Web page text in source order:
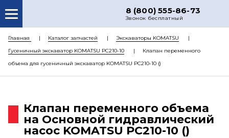
8 (800) 555-86-73
Звонок бесплатный
О НАС
КАТАЛОГ ЗАПЧАСТЕЙ
РЕМОНТ
ЦЕНЫ
КОНТАКТЫ
Главная Каталог запчастей
Экскаваторы KOMATSU
Гусеничный экскаватор KOMATSU PC210-10
Клапан переменного
объема для гусеничный экскаватор KOMATSU PC210-10 ()
Клапан переменного объема
на Основной гидравлический
насос KOMATSU PC210-10 ()